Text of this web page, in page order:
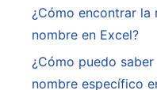
¿Cómo encontrar la
nombre en Excel?
¿Cómo puedo
nombre específico